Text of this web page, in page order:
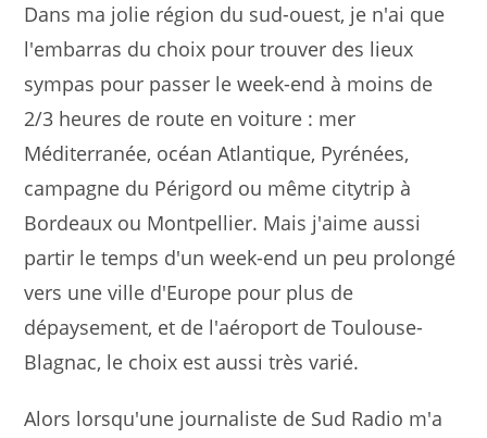
Dans ma jolie région du sud-ouest, je n'ai que
l'embarras du choix pour trouver des lieux
sympas pour passer le week-end à moins de
2/3 heures de route en voiture : mer
Méditerranée, océan Atlantique, Pyrénées,
campagne du Périgord ou même citytrip à
Bordeaux ou Montpellier. Mais j'aime aussi
partir le temps d'un week-end un peu prolongé
vers une ville d'Europe pour plus de
dépaysement, et de l'aéroport de Toulouse-
Blagnac, le choix est aussi très varié.
Alors lorsqu'une journaliste de Sud Radio m'a